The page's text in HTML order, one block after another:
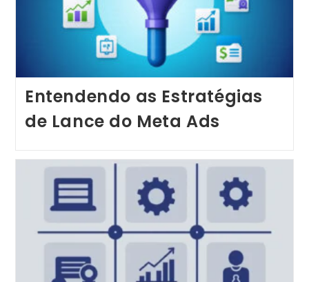
Entendendo as Estratégias
de Lance do Meta Ads